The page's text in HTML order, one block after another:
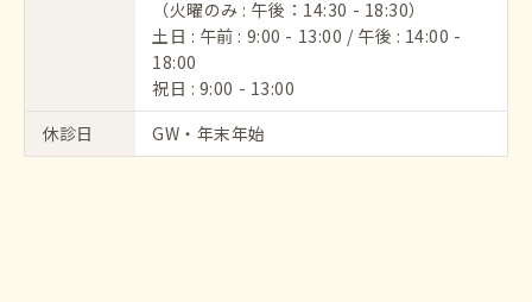
（火曜のみ : 午後：14:30 - 18:30）
土日 : 午前 : 9:00 - 13:00 / 午後 : 14:00 -
18:00
祝日 : 9:00 - 13:00
休診日
GW・年末年始